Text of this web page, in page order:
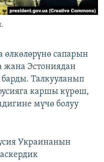
өлкөлөрүнө сапарын
жана Эстониядан
Талкууланып
каршы күрөш,
мүчө болуу
Украинанын